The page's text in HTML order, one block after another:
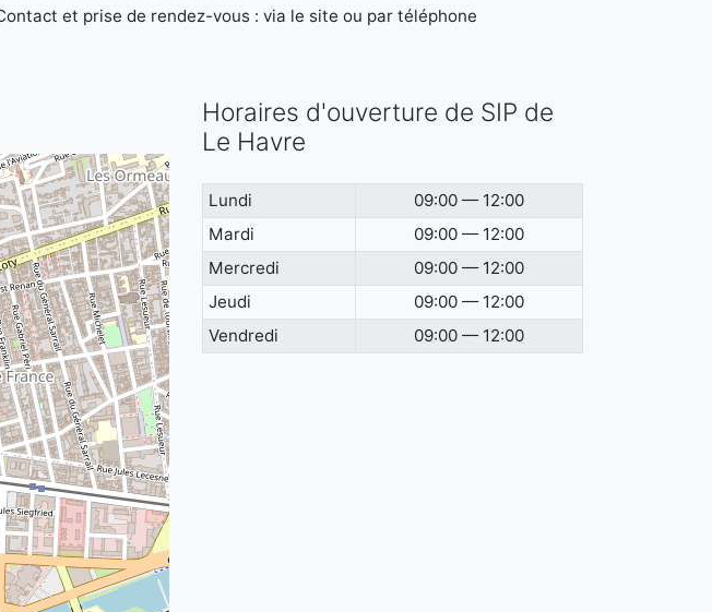
et prise de rendez-vous : via le site ou par téléphone
Horaires d'ouverture de SIP de
Le Havre
Lundi
09:00 — 12:00
Mardi
09:00 — 12:00
Mercredi
09:00 — 12:00
Jeudi
09:00 — 12:00
Vendredi
09:00 — 12:00